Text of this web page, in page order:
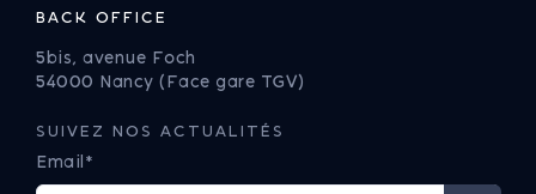
BACK OFFICE
5bis, avenue Foch
54000 Nancy (Face gare TGV)
SUIVEZ NOS ACTUALITÉS
Email*